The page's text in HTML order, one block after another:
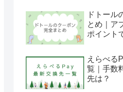
ドトール
とめ｜ア
ポイント
えらべる
覧｜手数
先は？